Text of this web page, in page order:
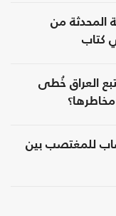
المحدثة من
كتاب
العراق خُطى
مخاطرها؟
للمغتصب بين